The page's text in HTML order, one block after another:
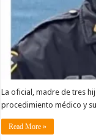
La oficial, madre de tres
procedimiento médico y
Read More »